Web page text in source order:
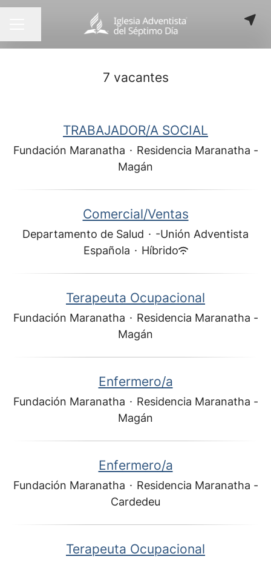
MENÚ DE EMPLEO
Compartir página
7 vacantes
TRABAJADOR/A SOCIAL
Fundación Maranatha · Residencia Maranatha -
Magán
Comercial/Ventas
Departamento de Salud · -Unión Adventista
Española · Híbrido
Terapeuta Ocupacional
Fundación Maranatha · Residencia Maranatha -
Magán
Enfermero/a
Fundación Maranatha · Residencia Maranatha -
Magán
Enfermero/a
Fundación Maranatha · Residencia Maranatha -
Cardedeu
Terapeuta Ocupacional